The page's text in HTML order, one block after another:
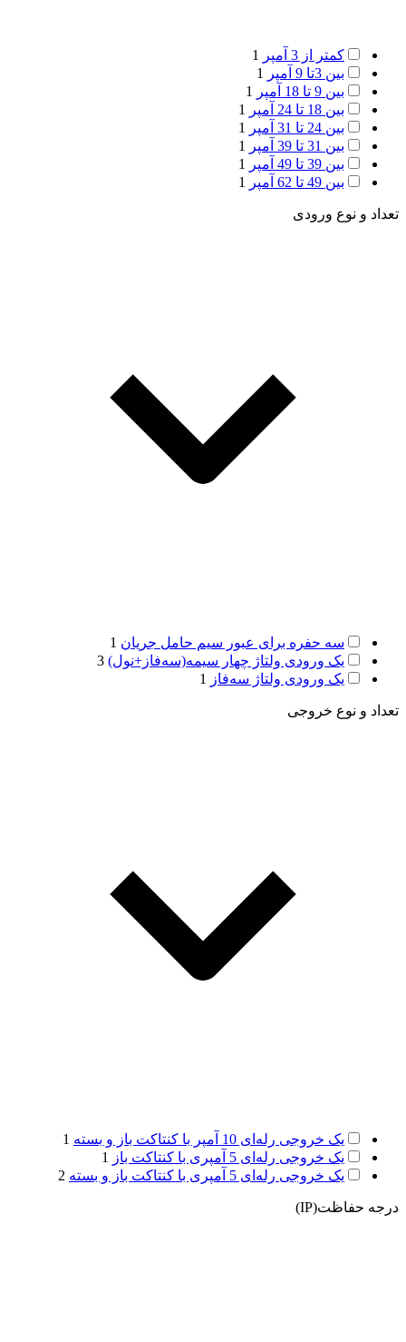
کمتر از 3 آمپر
1
بین 3تا 9 آمپر
1
بین 9 تا 18 آمپر
1
بین 18 تا 24 آمپر
1
بین 24 تا 31 آمپر
1
بین 31 تا 39 آمپر
1
بین 39 تا 49 آمپر
1
بین 49 تا 62 آمپر
1
تعداد و نوع ورودی
سه حفره برای عبور سیم حامل جریان 1
یک ورودی ولتاژ چهار سیمه(سه‌فاز+نول) 3
یک ورودی ولتاژ سه‌فاز
1
تعداد و نوع خروجی
یک خروجی رله‌ای 10 آمپر با کنتاکت باز و بسته
1
یک خروجی رله‌ای 5 آمپری با کنتاکت باز
1
یک خروجی رله‌ای 5 آمپری با کنتاکت باز و بسته
2
درجه حفاظت(IP)